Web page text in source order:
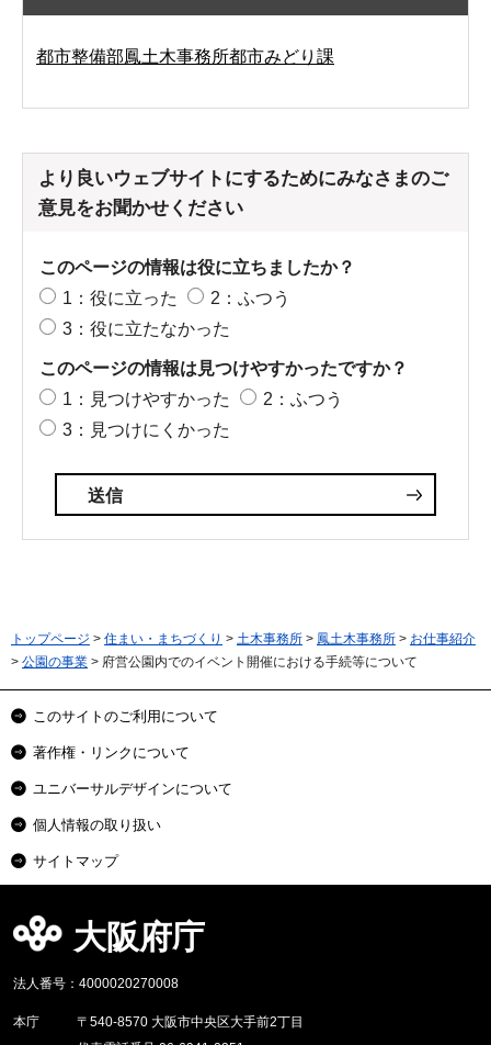
都市整備部鳳土木事務所都市みどり課
より良いウェブサイトにするためにみなさまのご
意見をお聞かせください
このページの情報は役に立ちましたか？
1：役に立った
2：ふつう
3：役に立たなかった
このページの情報は見つけやすかったですか？
1：見つけやすかった
2：ふつう
3：見つけにくかった
トップページ > 住まい・まちづくり > 土木事務所 > 鳳土木事務所 > お仕事紹介
> 公園の事業 > 府営公園内でのイベント開催における手続等について
このサイトのご利用について
著作権・リンクについて
ユニバーサルデザインについて
個人情報の取り扱い
サイトマップ
大阪府庁
法人番号：4000020270008
本庁
〒540-8570 大阪市中央区大手前2丁目